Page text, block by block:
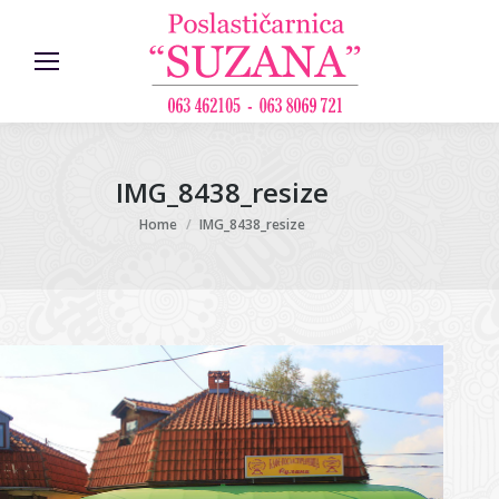
IMG_8438_resize
You are here:
Home IMG_8438_resize